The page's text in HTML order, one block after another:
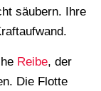
säubern. Ihre
Reibe, der
Die Flotte